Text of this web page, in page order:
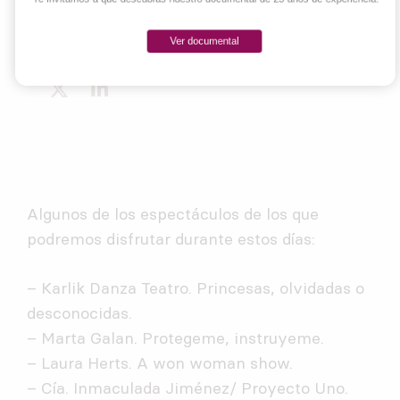
hacer de Sevilla un inmenso teatro
una vez más.
Algunos de los espectáculos de los que
podremos disfrutar durante estos días:
– Karlik Danza Teatro. Princesas, olvidadas o
desconocidas.
– Marta Galan. Protegeme, instruyeme.
– Laura Herts. A won woman show.
– Cía. Inmaculada Jiménez/ Proyecto Uno.
Ver documental